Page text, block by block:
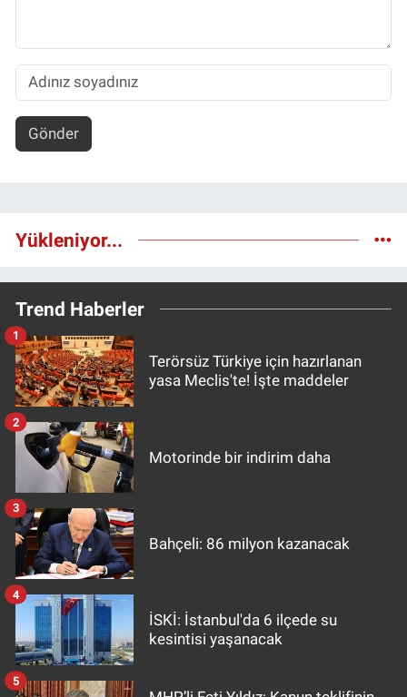
Gönder
Yükleniyor...
Trend Haberler
Terörsüz Türkiye için hazırlanan
yasa Meclis'te! İşte maddeler
1
Motorinde bir indirim daha
2
Bahçeli: 86 milyon kazanacak
3
İSKİ: İstanbul'da 6 ilçede su
kesintisi yaşanacak
4
5